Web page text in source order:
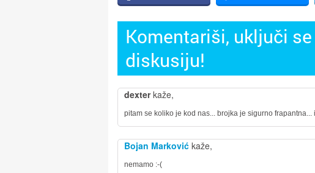
Komentariši, uključi se
diskusiju!
dexterkaže,
pitam se koliko je kod nas... brojka je sigurno frapantna...
Bojan Marković kaže,
nemamo :-(